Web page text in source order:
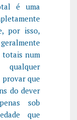
é uma
por isso,
totais num
que
do dever
sob
que